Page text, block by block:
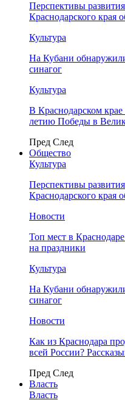
Перспективы
Краснодарского края
Культура
На Кубани
синагог
Культура
В Краснодарском крае
летию Победы в
Пред След
Общество
Культура
Перспективы
Краснодарского края
Новости
Топ мест в
на праздники
Культура
На Кубани
синагог
Новости
Как из Краснодара
всей России?
Пред След
Власть
Власть